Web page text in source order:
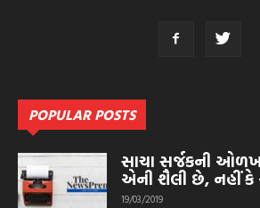
POPULAR POSTS
સાચા સર્જકની
એની શૈલી છે, નહીં કે
19/03/2019